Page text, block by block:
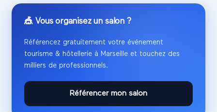
🎪 Vous organisez un salon ?
Référencez gratuitement votre événement
tourisme & hôtellerie à Marseille et touchez des
milliers de professionnels.
Référencer mon salon